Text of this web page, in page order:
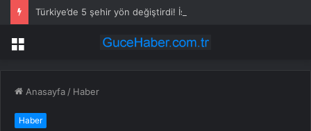
Menü
Anasayfa / Haber
Haber